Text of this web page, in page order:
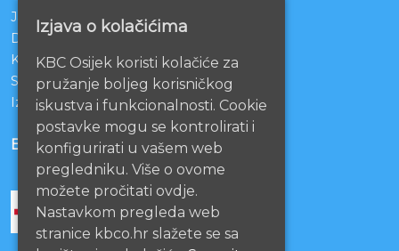
Javna nabava
Darivanje krvi
KBCO Webmail
Sestrinstvo KBC Osijek
Izjava o pristupačnosti mrežnih stranica
BOLNICE PARTNERI
Izjava o kolačićima
KBC Osijek koristi kolačiće za
pružanje boljeg korisničkog
iskustva i funkcionalnosti. Cookie
postavke mogu se kontrolirati i
konfigurirati u vašem web
pregledniku. Više o ovome
možete pročitati ovdje.
Nastavkom pregleda web
stranice kbco.hr slažete se sa